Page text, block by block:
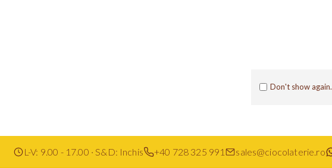
Don't show again.
L-V: 9.00 - 17.00 · S&D: Inchis +40 728 325 991 sales@ciocolaterie.ro